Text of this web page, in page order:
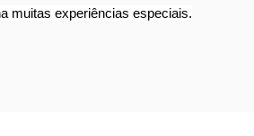
muitas experiências especiais.